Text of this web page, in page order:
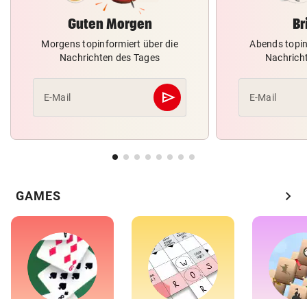
Guten Morgen
Morgens topinformiert über die
Nachrichten des Tages
E-Mail send
Abschicken
Abends
E-Mail
GAMES chevron_right